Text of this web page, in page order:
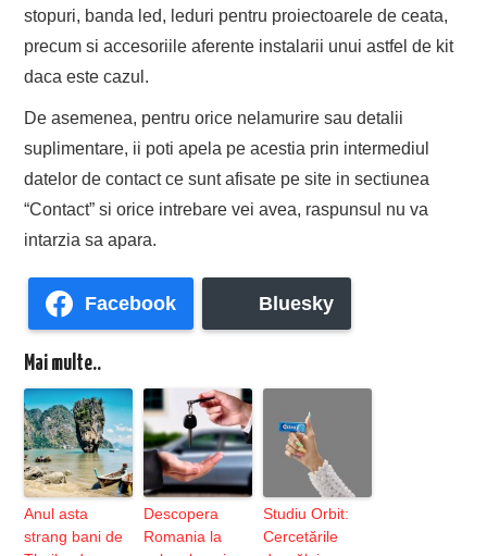
stopuri, banda led, leduri pentru proiectoarele de ceata,
precum si accesoriile aferente instalarii unui astfel de kit
daca este cazul.
De asemenea, pentru orice nelamurire sau detalii
suplimentare, ii poti apela pe acestia prin intermediul
datelor de contact ce sunt afisate pe site in sectiunea
“Contact” si orice intrebare vei avea, raspunsul nu va
intarzia sa apara.
Facebook Bluesky
Mai multe..
Anul asta
strang bani de
Descopera
Romania la
Studiu Orbit:
Cercetările